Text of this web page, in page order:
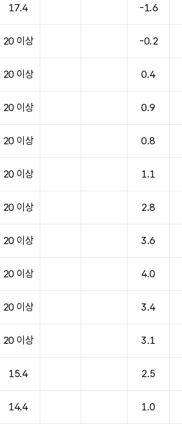
17.4 -1.6
20 이상 -0.2
20 이상 0.4
20 이상 0.9
20 이상 0.8
20 이상 1.1
20 이상 2.8
20 이상 3.6
20 이상 4.0
20 이상 3.4
20 이상 3.1
15.4 2.5
14.4 1.0